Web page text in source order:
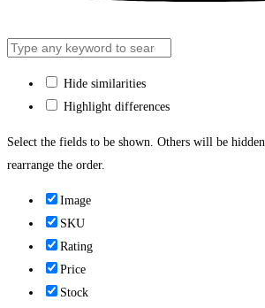
Hide similarities
Highlight differences
Select the fields to be shown. Others will be
rearrange the order.
Image
SKU
Rating
Price
Stock